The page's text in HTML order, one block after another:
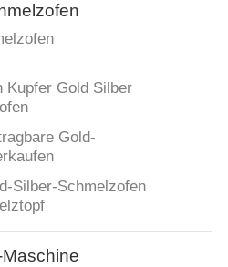
Kupfer Gold Silber
Gold-
Silber-Schmelzofen